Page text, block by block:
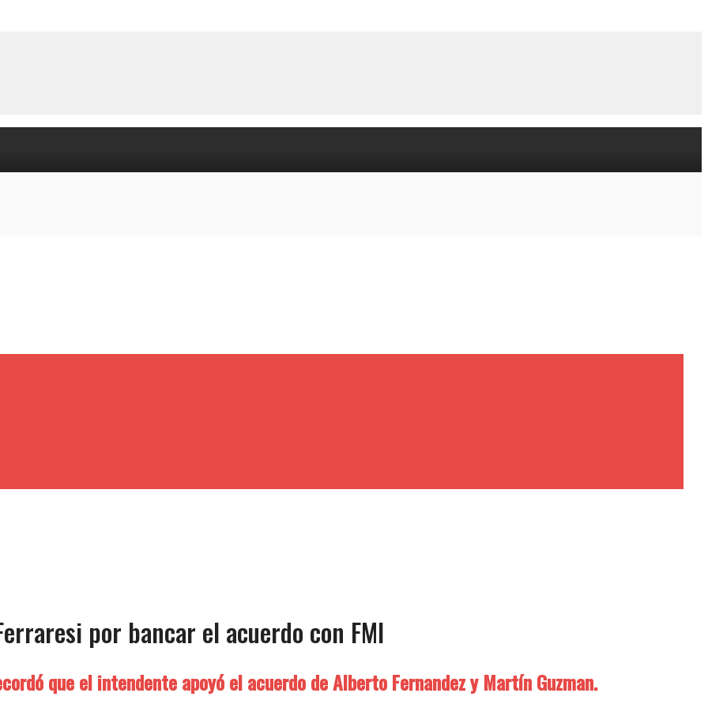
por bancar el acuerdo con FMI
que el intendente apoyó el acuerdo de Alberto Fernandez y Martín Guzman.